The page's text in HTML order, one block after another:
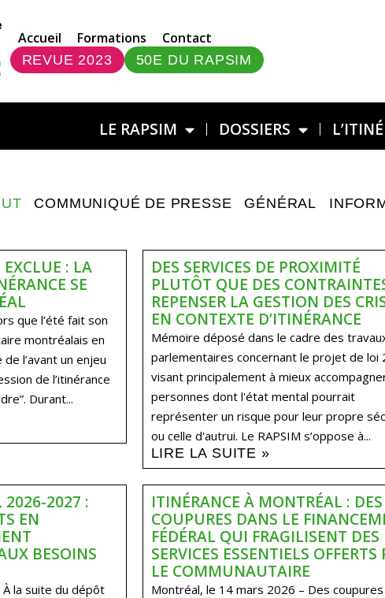
Accueil Formations Contact
REVUE 2023 50E DU RAPSIM
LE RAPSIM DOSSIERS
COMMUNIQUÉ DE PRESSE GÉNÉRAL
: LA
SE
que l’été fait son
montréalais en
l’avant un enjeu
de l’itinérance
Durant...
DES SERVICES DE PROXIMITÉ
PLUTÔT QUE DES
REPENSER LA GESTION DES
EN CONTEXTE D’ITINÉRANCE
Mémoire déposé dans le cadre des
parlementaires concernant le projet de loi
visant principalement à mieux
personnes dont l'état mental pourrait
représenter un risque pour leur propre
ou celle d'autrui. Le RAPSIM s’oppose à...
LIRE LA SUITE »
2026-2027 :
EN
BESOINS
la suite du dépôt
ITINÉRANCE À MONTRÉAL : DES
COUPURES DANS LE
FÉDÉRAL QUI FRAGILISENT DES
SERVICES ESSENTIELS OFFERTS
LE COMMUNAUTAIRE
Montréal, le 14 mars 2026 – Des